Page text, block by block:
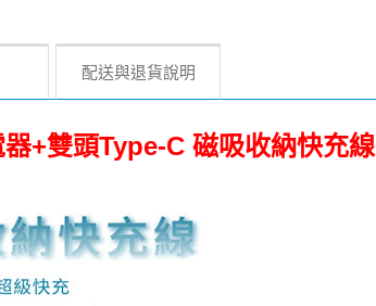
配送與退貨說明
+雙頭Type-C 磁吸收納快充線